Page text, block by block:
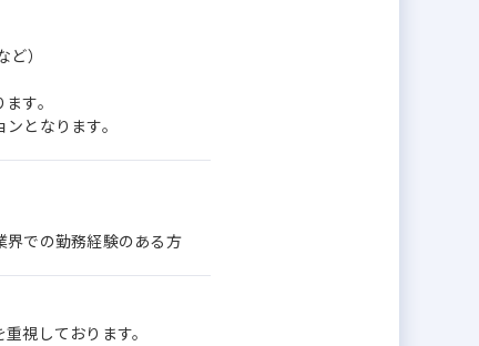
）
す。
となります。
界での勤務経験のある方
視しております。